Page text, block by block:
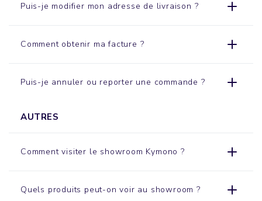
Puis-je modifier mon adresse de livraison ?
Comment obtenir ma facture ?
Puis-je annuler ou reporter une commande ?
AUTRES
Comment visiter le showroom Kymono ?
Quels produits peut-on voir au showroom ?